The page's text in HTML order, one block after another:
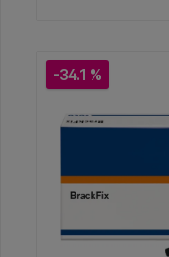
-34.1 %